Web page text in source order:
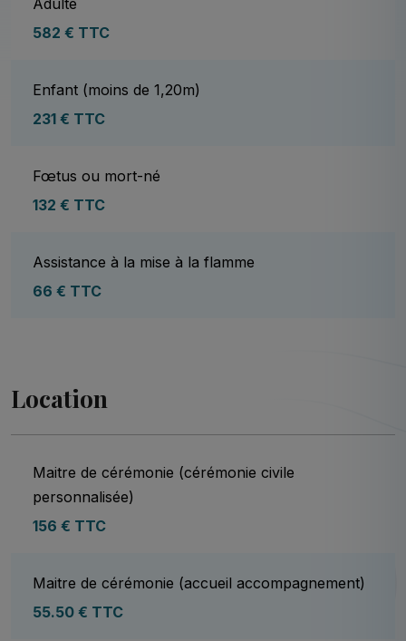
582 € TTC
Enfant (moins de 1,20m)
231 € TTC
Fœtus ou mort-né
132 € TTC
Assistance à la mise à la flamme
66 € TTC
Location
Maitre de cérémonie (cérémonie civile
personnalisée)
156 € TTC
Maitre de cérémonie (accueil accompagnement)
55.50 € TTC